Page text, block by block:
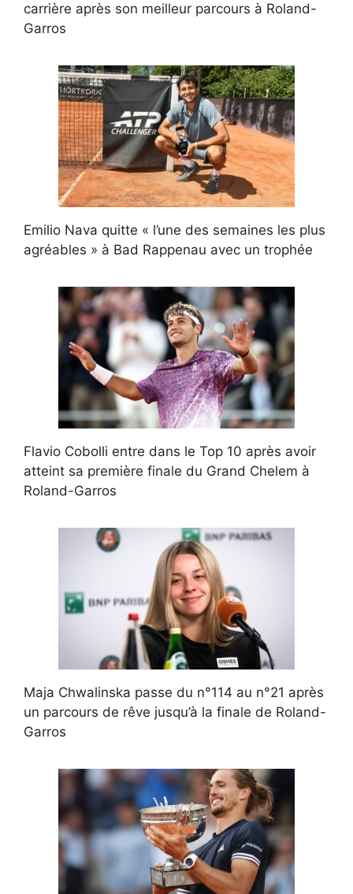
carrière après son meilleur parcours à Roland-
Garros
Emilio Nava quitte « l’une des semaines les plus
agréables » à Bad Rappenau avec un trophée
Flavio Cobolli entre dans le Top 10 après avoir
atteint sa première finale du Grand Chelem à
Roland-Garros
Maja Chwalinska passe du n°114 au n°21 après
un parcours de rêve jusqu’à la finale de Roland-
Garros